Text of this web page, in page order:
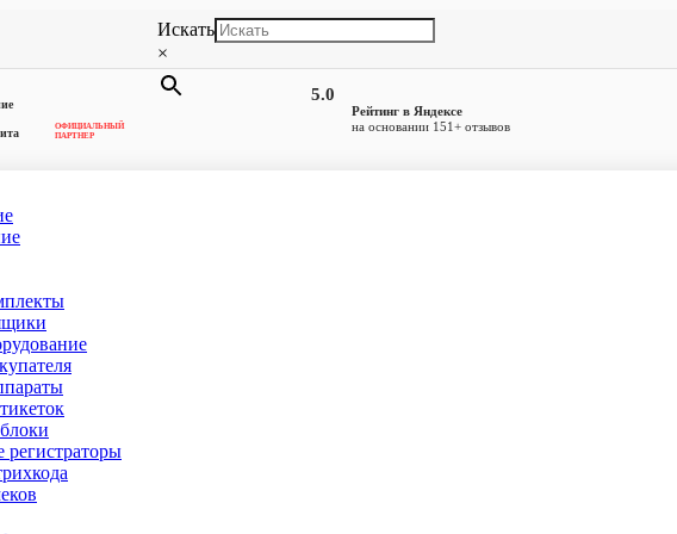
Искать
×
ОФИЦИАЛЬНЫЙ
ПАРТНЕР
5.0
Рейтинг в Яндексе
на основании 151+ отзывов
4GB)
15″, J1900, 4GB)